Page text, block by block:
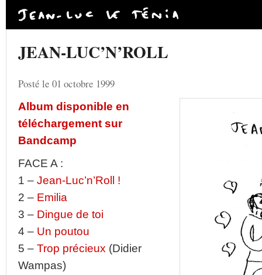
JEAN-LUC’N’ROLL
Posté le 01 octobre 1999
Album disponible en
téléchargement sur
Bandcamp
FACE A :
1 – Jean-Luc’n’Roll !
2 – Emilia
3 – Dingue de toi
4 – Un poutou
5 – Trop précieux (Didier
Wampas)